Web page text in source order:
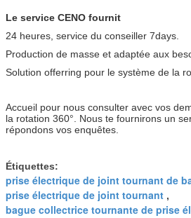
Le service CENO fournit
24 heures, service du conseiller 7days.
Production de masse et adaptée aux
Solution offerring pour le système de la
Accueil pour nous consulter avec vos
la rotation 360°. Nous te fournirons un
répondons vos enquêtes.
Étiquettes:
prise électrique de joint tournant de
prise électrique de joint tournant ,
bague collectrice tournante de prise